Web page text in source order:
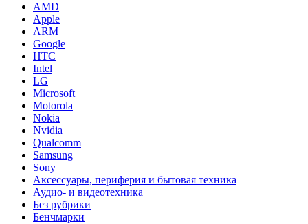
AMD
Apple
ARM
Google
HTC
Intel
LG
Microsoft
Motorola
Nokia
Nvidia
Qualcomm
Samsung
Sony
Аксессуары, периферия и бытовая техника
Аудио- и видеотехника
Без рубрики
Бенчмарки